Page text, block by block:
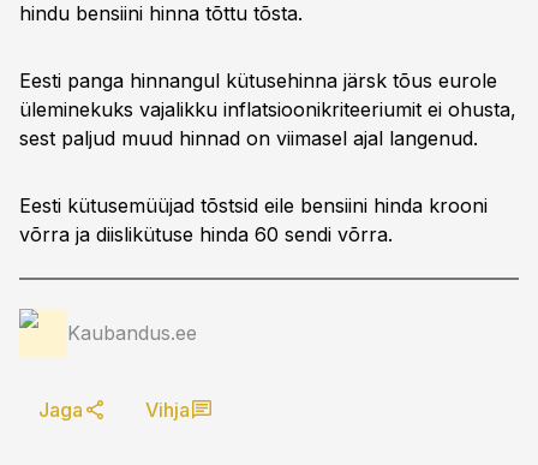
hindu bensiini hinna tõttu tõsta.
Eesti panga hinnangul kütusehinna järsk tõus eurole
üleminekuks vajalikku inflatsioonikriteeriumit ei ohusta,
sest paljud muud hinnad on viimasel ajal langenud.
Eesti kütusemüüjad tõstsid eile bensiini hinda krooni
võrra ja diislikütuse hinda 60 sendi võrra.
Kaubandus.ee
Jaga Vihja